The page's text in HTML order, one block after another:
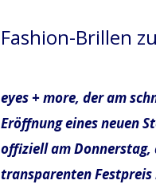
Fashion-Brillen
eyes + more, der am
Eröffnung eines neuen
offiziell am Donnerstag,
transparenten Festpreis